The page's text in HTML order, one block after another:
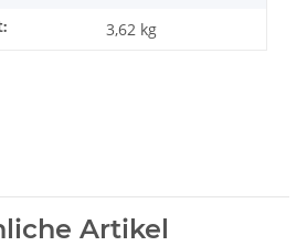
3,62 kg
Artikel